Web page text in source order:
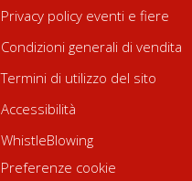
Privacy policy eventi e fiere
Condizioni generali di vendita
Termini di utilizzo del sito
Accessibilità
WhistleBlowing
Preferenze cookie